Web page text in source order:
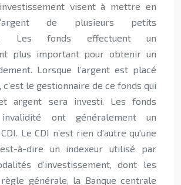
visent à mettre en
de plusieurs petits
Les fonds effectuent un
plus important pour obtenir un
Lorsque l’argent est placé
c’est le gestionnaire de ce fonds qui
argent sera investi. Les fonds
invalidité ont généralement un
Le CDI n’est rien d’autre qu’une
à-dire un indexeur utilisé par
d’investissement, dont les
générale, la Banque centrale